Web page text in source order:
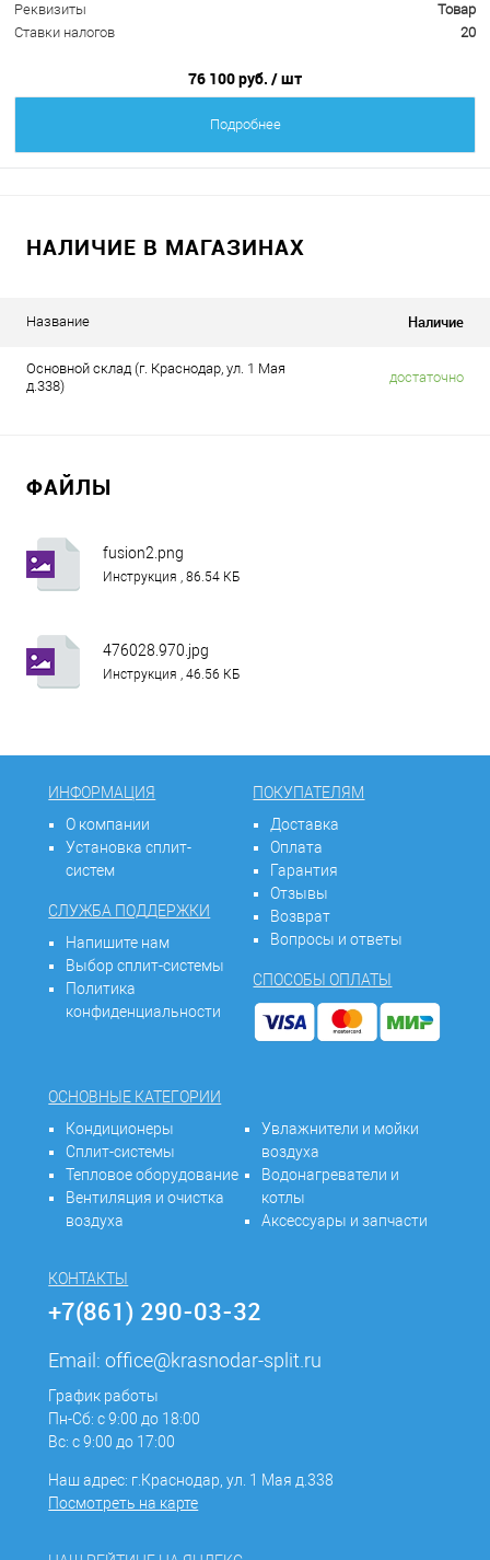
Реквизиты
Товар
Ставки налогов
20
76 100 руб. / шт
Подробнее
НАЛИЧИЕ В МАГАЗИНАХ
Название Наличие
Основной склад (г. Краснодар, ул. 1 Мая
д.338)
достаточно
ФАЙЛЫ
fusion2.png
Инструкция , 86.54 КБ
476028.970.jpg
Инструкция , 46.56 КБ
ИНФОРМАЦИЯ
О компании
Установка сплит-
систем
СЛУЖБА ПОДДЕРЖКИ
Напишите нам
Выбор сплит-системы
Политика
конфиденциальности
ПОКУПАТЕЛЯМ
Доставка
Оплата
Гарантия
Отзывы
Возврат
Вопросы и ответы
СПОСОБЫ ОПЛАТЫ
ОСНОВНЫЕ КАТЕГОРИИ
Кондиционеры
Сплит-системы
Тепловое оборудование
Вентиляция и очистка
воздуха
Увлажнители и мойки
воздуха
Водонагреватели и
котлы
Аксессуары и запчасти
КОНТАКТЫ
+7(861) 290-03-32
Email:office@krasnodar-split.ru
График работы
Пн-Сб: с 9:00 до 18:00
Вс: с 9:00 до 17:00
Наш адрес: г.Краснодар, ул. 1 Мая д.338
Посмотреть на карте